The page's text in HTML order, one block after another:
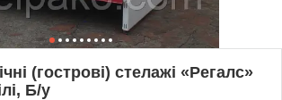
(гострові) стелажі «Регалс»
Б/у